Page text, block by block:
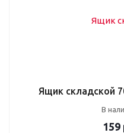
Ящик складской
В
159